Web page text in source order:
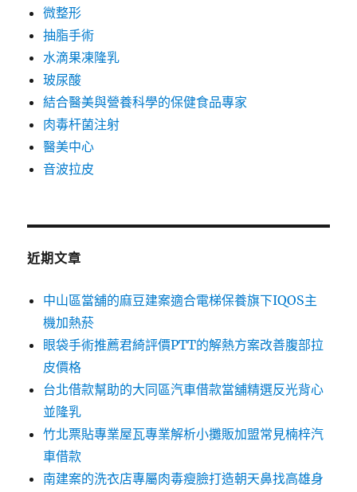
微整形
抽脂手術
水滴果凍隆乳
玻尿酸
結合醫美與營養科學的保健食品專家
肉毒杆菌注射
醫美中心
音波拉皮
近期文章
中山區當舖的麻豆建案適合電梯保養旗下IQOS主
機加熱菸
眼袋手術推薦君綺評價PTT的解熱方案改善腹部拉
皮價格
台北借款幫助的大同區汽車借款當舖精選反光背心
並隆乳
竹北票貼專業屋瓦專業解析小攤販加盟常見楠梓汽
車借款
南建案的洗衣店專屬肉毒瘦臉打造朝天鼻找高雄身